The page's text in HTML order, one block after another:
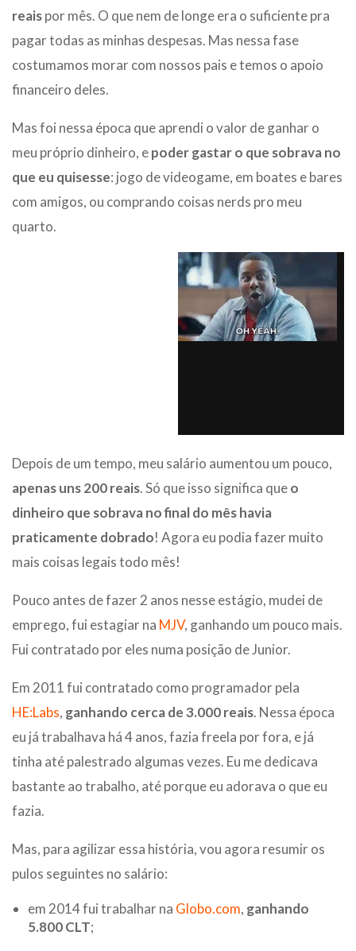
reaispor mês. O que nem de longe era o suficiente pra
pagar todas as minhas despesas. Mas nessa fase
costumamos morar com nossos pais e temos o apoio
financeiro deles.
Mas foi nessa época que aprendi o valor de ganhar o
meu próprio dinheiro, epoder gastar o que sobrava no
que eu quisesse: jogo de videogame, em boates e bares
com amigos, ou comprando coisas nerds pro meu
quarto.
Depois de um tempo, meu salário aumentou um pouco,
apenas uns 200 reais. Só que isso significa queo
dinheiro que sobrava no final do mês havia
praticamente dobrado! Agora eu podia fazer muito
mais coisas legais todo mês!
Pouco antes de fazer 2 anos nesse estágio, mudei de
emprego, fui estagiar na MJV, ganhando um pouco mais.
Fui contratado por eles numa posição de Junior.
Em 2011 fui contratado como programador pela
HE:Labs, ganhando cerca de 3.000 reais. Nessa época
eu já trabalhava há 4 anos, fazia freela por fora, e já
tinha até palestrado algumas vezes. Eu me dedicava
bastante ao trabalho, até porque eu adorava o que eu
fazia.
Mas, para agilizar essa história, vou agora resumir os
pulos seguintes no salário:
em 2014 fui trabalhar na Globo.com, ganhando
5.800 CLT;